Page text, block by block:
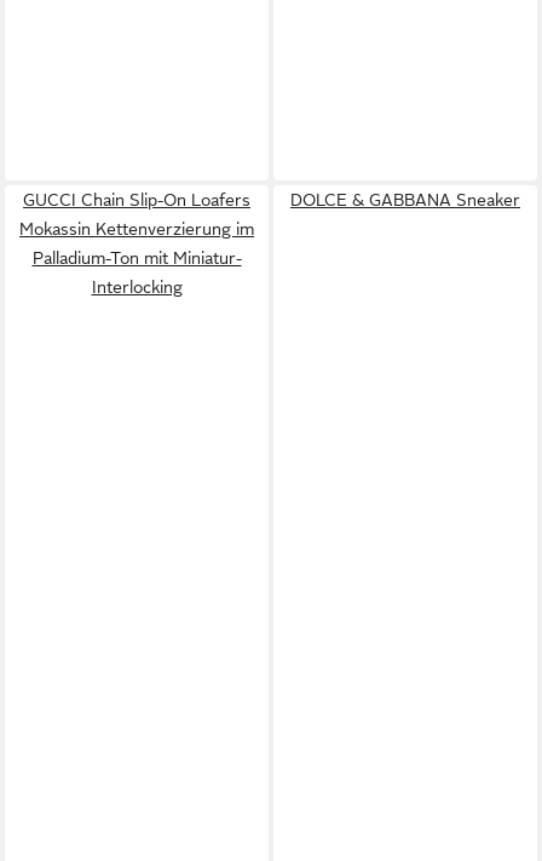
GUCCI Chain Slip-On Loafers
Mokassin Kettenverzierung im
Palladium-Ton mit Miniatur-
Interlocking
DOLCE & GABBANA Sneaker